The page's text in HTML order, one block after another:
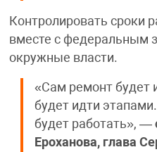
Контролировать сроки
вместе с федеральным
окружные власти.
«Сам ремонт будет
будет идти
будет работать», —
Ероханова, глава